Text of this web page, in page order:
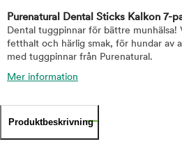
Purenatural Dental Sticks Kalkon 7-
Dental tuggpinnar för bättre munhälsa!
fetthalt och härlig smak, för hundar av
med tuggpinnar från Purenatural.
Mer information
Produktbeskrivning